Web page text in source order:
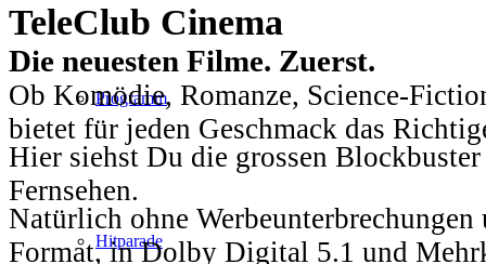
Programm
Hitparade
TeleClub Cinema
Die neuesten Filme. Zuerst.
Ob Komödie, Romanze, Science-
bietet für jeden Geschmack das
Hier siehst Du die grossen
Fernsehen.
Natürlich ohne
Format, in Dolby Digital 5.1 und